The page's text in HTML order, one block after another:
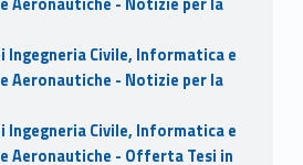
Civile, Informatica e
Aeronautiche - Notizie per la
Civile, Informatica e
Aeronautiche - Offerta Tesi in